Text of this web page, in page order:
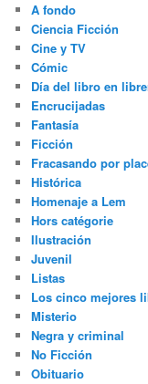
A fondo
Ciencia Ficción
Cine y TV
Cómic
Día del libro en
Encrucijadas
Fantasía
Ficción
Fracasando por
Histórica
Homenaje a Lem
Hors catégorie
Ilustración
Juvenil
Listas
Los cinco mejores
Misterio
Negra y criminal
No Ficción
Obituario